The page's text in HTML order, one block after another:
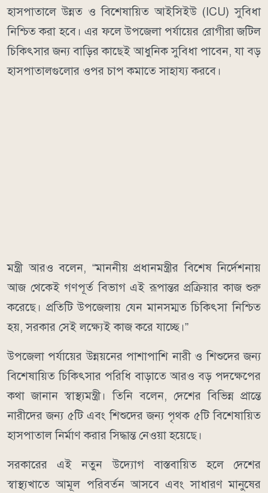
হাসপাতালে উন্নত ও বিশেষায়িত আইসিইউ (ICU) সুবিধা
নিশ্চিত করা হবে। এর ফলে উপজেলা পর্যায়ের রোগীরা জটিল
চিকিৎসার জন্য বাড়ির কাছেই আধুনিক সুবিধা পাবেন, যা বড়
হাসপাতালগুলোর ওপর চাপ কমাতে সাহায্য করবে।
মন্ত্রী আরও বলেন, “মাননীয় প্রধানমন্ত্রীর বিশেষ নির্দেশনায়
আজ থেকেই গণপূর্ত বিভাগ এই রূপান্তর প্রক্রিয়ার কাজ শুরু
করেছে। প্রতিটি উপজেলায় যেন মানসম্মত চিকিৎসা নিশ্চিত
হয়, সরকার সেই লক্ষ্যেই কাজ করে যাচ্ছে।”
উপজেলা পর্যায়ের উন্নয়নের পাশাপাশি নারী ও শিশুদের জন্য
বিশেষায়িত চিকিৎসার পরিধি বাড়াতে আরও বড় পদক্ষেপের
কথা জানান স্বাস্থ্যমন্ত্রী। তিনি বলেন, দেশের বিভিন্ন প্রান্তে
নারীদের জন্য ৫টি এবং শিশুদের জন্য পৃথক ৫টি বিশেষায়িত
হাসপাতাল নির্মাণ করার সিদ্ধান্ত নেওয়া হয়েছে।
সরকারের এই নতুন উদ্যোগ বাস্তবায়িত হলে দেশের
স্বাস্থ্যখাতে আমূল পরিবর্তন আসবে এবং সাধারণ মানুষের